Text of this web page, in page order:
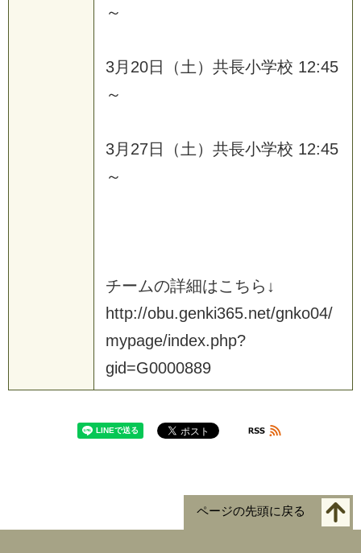
～
3月 20日 （ 土 ） 共長小学校 12:45
～
3月 27日 （ 土 ） 共長小学校 12:45
～
チームの詳細はこ ち ら ↓
http://obu.genki365.net/gnko04/
mypage/index.php?
gid=G0000889
ページの先頭に戻る